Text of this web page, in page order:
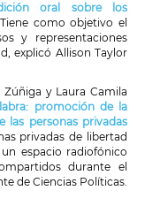
oral sobre los
como objetivo el
y representaciones
explicó Allison Taylor
y Laura Camila
promoción de la
las personas privadas
privadas de libertad
espacio radiofónico
durante el
de Ciencias Políticas.